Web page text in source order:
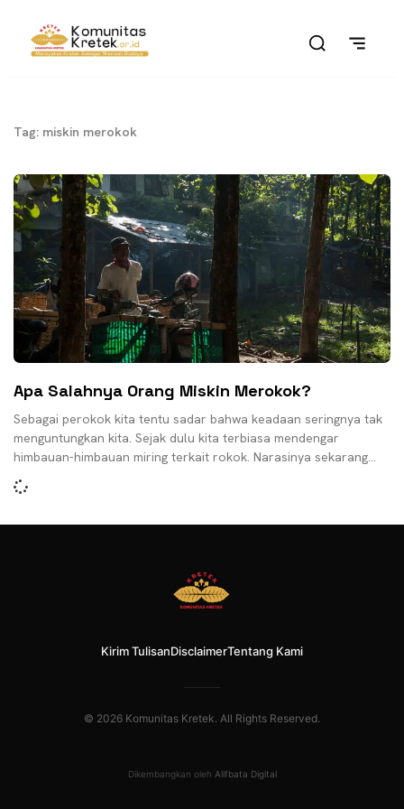
Tag: miskin merokok
Apa Salahnya Orang Miskin Merokok?
Sebagai perokok kita tentu sadar bahwa keadaan seringnya tak
menguntungkan kita. Sejak dulu kita terbiasa mendengar
himbauan-himbauan miring terkait rokok. Narasinya sekarang
tidak cuma soal
Kirim TulisanDisclaimerTentang Kami
© 2026 Komunitas Kretek. All Rights Reserved.
Dikembangkan oleh Alifbata Digital